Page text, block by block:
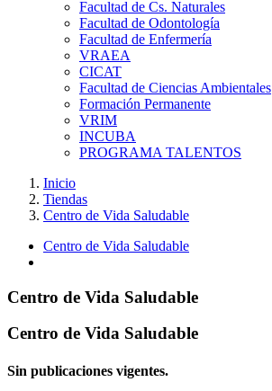
Facultad de Cs. Naturales
Facultad de Odontología
Facultad de Enfermería
VRAEA
CICAT
Facultad de Ciencias Ambientales
Formación Permanente
VRIM
INCUBA
PROGRAMA TALENTOS
Inicio
Tiendas
Centro de Vida Saludable
Centro de Vida Saludable
Centro de Vida Saludable
Centro de Vida Saludable
Sin publicaciones vigentes.